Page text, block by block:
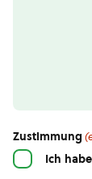
Zustimmung
Ich